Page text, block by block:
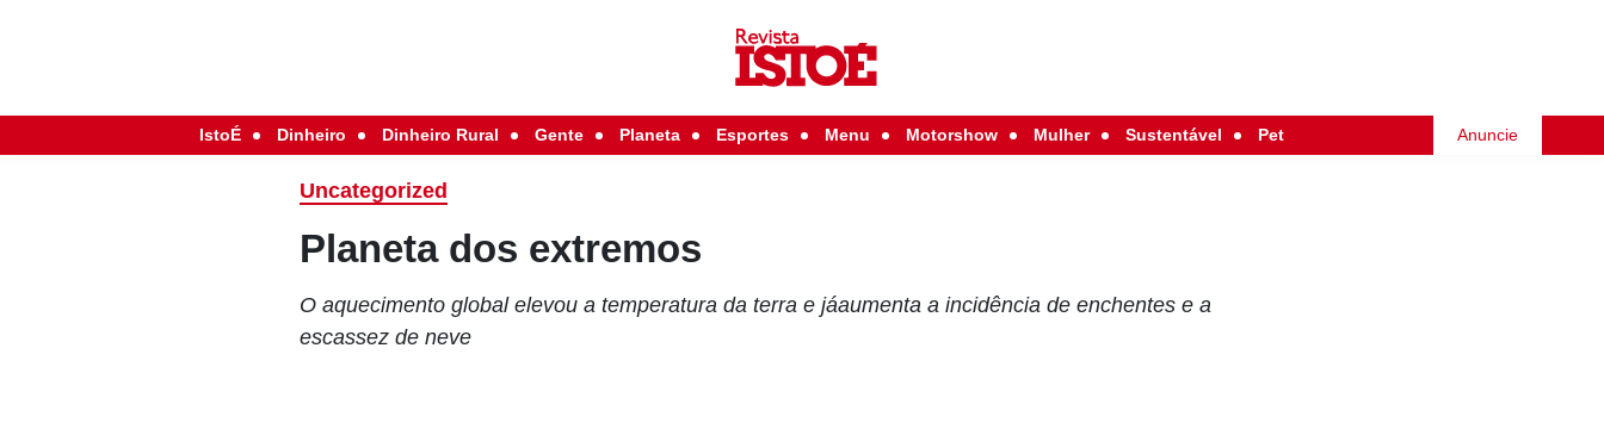
IstoÉ Dinheiro Dinheiro Rural Gente Planeta Esportes Menu Motorshow Mulher Sustentável Pet Anuncie
Uncategorized
Planeta dos extremos
O aquecimento global elevou a temperatura da terra e jáaumenta a incidência de enchentes e a
escassez de neve